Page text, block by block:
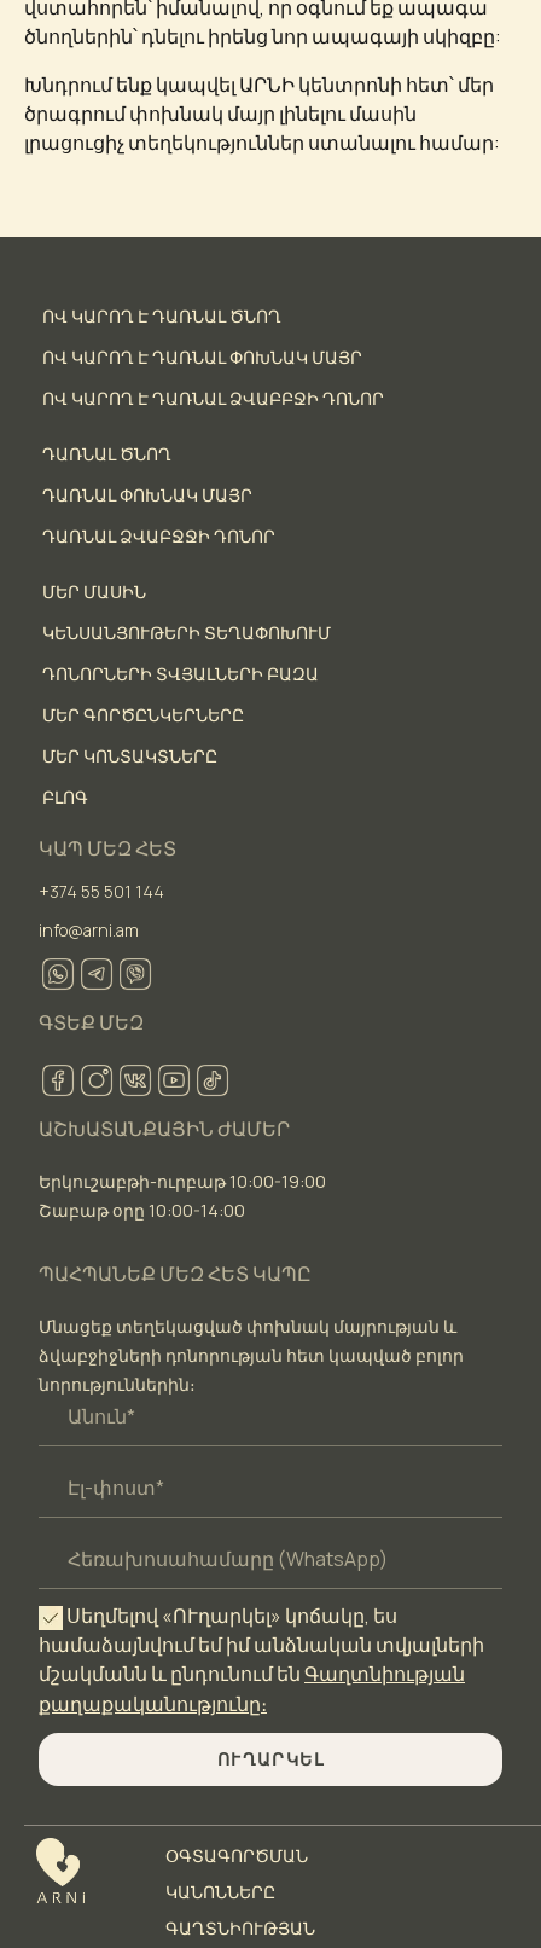
վստահորեն՝ իմանալով, որ օգնում եք ապագա
ծնողներին՝ դնելու իրենց նոր ապագայի սկիզբը:
Խնդրում ենք կապվել ԱՐՆԻ կենտրոնի հետ՝ մեր
ծրագրում փոխնակ մայր լինելու մասին
լրացուցիչ տեղեկություններ ստանալու համար:
ՈՎ ԿԱՐՈՂ Է ԴԱՌՆԱԼ ԾՆՈՂ
ՈՎ ԿԱՐՈՂ Է ԴԱՌՆԱԼ ՓՈԽՆԱԿ ՄԱՅՐ
ՈՎ ԿԱՐՈՂ Է ԴԱՌՆԱԼ ՁՎԱԲԲՋԻ ԴՈՆՈՐ
ԴԱՌՆԱԼ ԾՆՈՂ
ԴԱՌՆԱԼ ՓՈԽՆԱԿ ՄԱՅՐ
ԴԱՌՆԱԼ ՁՎԱԲՋՋԻ ԴՈՆՈՐ
ՄԵՐ ՄԱՍԻՆ
ԿԵՆՍԱՆՅՈՒԹԵՐԻ ՏԵՂԱՓՈԽՈՒՄ
ԴՈՆՈՐՆԵՐԻ ՏՎՅԱԼՆԵՐԻ ԲԱԶԱ
ՄԵՐ ԳՈՐԾԸՆԿԵՐՆԵՐԸ
ՄԵՐ ԿՈՆՏԱԿՏՆԵՐԸ
ԲԼՈԳ
ԿԱՊ ՄԵԶ ՀԵՏ
+374 55 501 144
info@arni.am
ԳՏԵՔ ՄԵԶ
ԱՇԽԱՏԱՆՔԱՅԻՆ ԺԱՄԵՐ
Երկուշաբթի-ուրբաթ 10:00-19:00
Շաբաթ օրը 10:00-14:00
ՊԱՀՊԱՆԵՔ ՄԵԶ ՀԵՏ ԿԱՊԸ
Մնացեք տեղեկացված փոխնակ մայրության և
ձվաբջիջների դոնորության հետ կապված բոլոր
նորություններին։
Սեղմելով «ՈՒղարկել» կոճակը, ես
համաձայնվում եմ իմ անձնական տվյալների
մշակմանն և ընդունում են Գաղտնիության
քաղաքականությունը։
ՈՒՂԱՐԿԵԼ
ՕԳՏԱԳՈՐԾՄԱՆ
ԿԱՆՈՆՆԵՐԸ
ԳԱՂՏՆԻՈՒԹՅԱՆ